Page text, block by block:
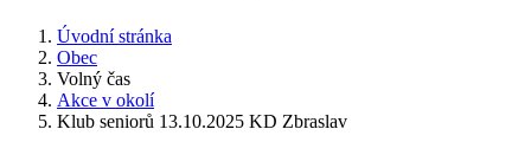
Úvodní stránka
Obec
Volný čas
Akce v okolí
Klub seniorů 13.10.2025 KD Zbraslav